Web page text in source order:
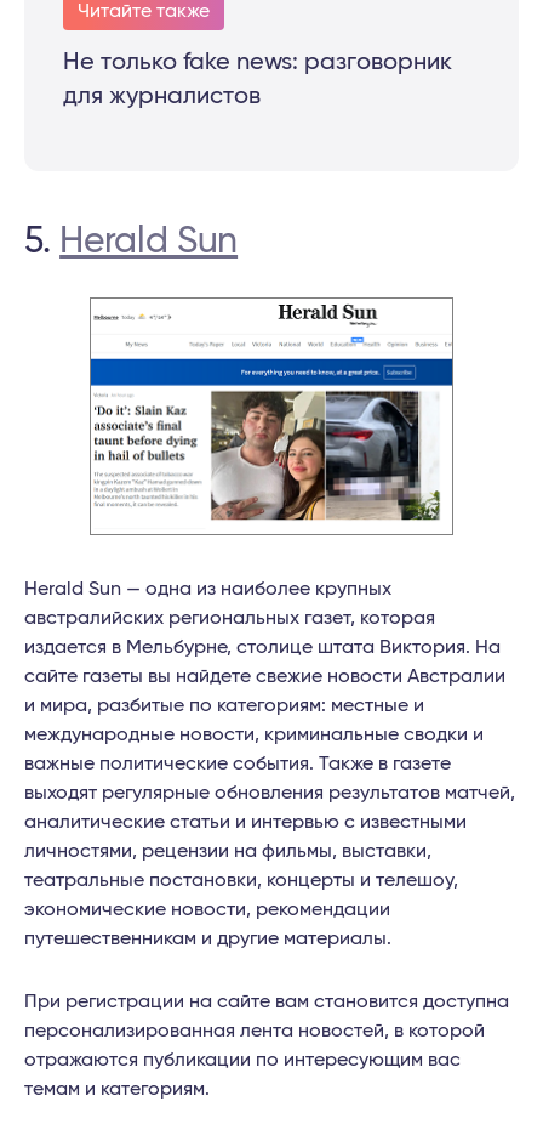
Читайте также
He только fake news: разговорник
для журналистов
5. Herald Sun
Herald Sun — одна из наиболее крупных
австралийских региональных газет, которая
издается в Мельбурне, столице штата Виктория. На
сайте газеты вы найдете свежие новости Австралии
и мира, разбитые по категориям: местные и
международные новости, криминальные сводки и
важные политические события. Также в газете
выходят регулярные обновления результатов матчей,
аналитические статьи и интервью с известными
личностями, рецензии на фильмы, выставки,
театральные постановки, концерты и телешоу,
экономические новости, рекомендации
путешественникам и другие материалы.
При регистрации на сайте вам становится доступна
персонализированная лента новостей, в которой
отражаются публикации по интересующим вас
темам и категориям.